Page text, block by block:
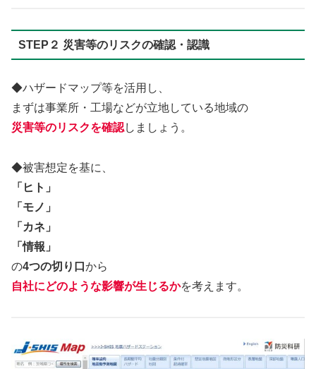
STEP２ 災害等のリスクの確認・認識
◆ハザードマップ等を活用し、
まずは事業所・工場などが立地している地域の
災害等のリスクを確認しましょう。
◆被害想定を基に、
「ヒト」
「モノ」
「カネ」
「情報」
の4つの切り口 から
自社にどのような影響が生じるかを考えます。